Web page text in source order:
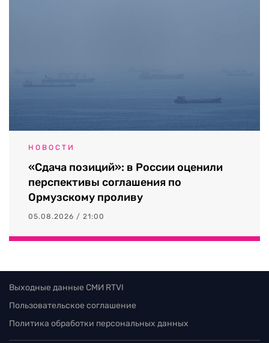
НОВОСТИ
«Сдача позиций»: в России оценили
перспективы соглашения по
Ормузскому проливу
05.08.2026 / 21:00
Выходные данные СМИ RTVI
Пользовательское соглашение
Политика обработки персональных данных